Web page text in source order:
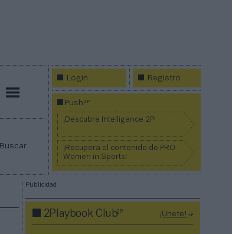
Buscar
Login Registro
Push2P
¡Descubre Intelligence 2P!
¡Recupera el contenido de PRO
Women in Sports!
Publicidad
2Playbook Club2P ¡Únete!